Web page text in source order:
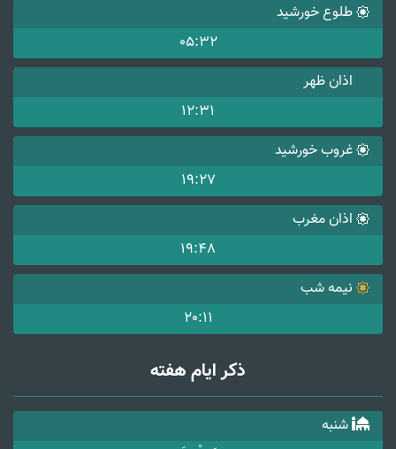
طلوع خورشید
05:32
اذان ظهر
12:31
غروب خورشید
19:27
اذان مغرب
19:48
نیمه شب
20:11
ذکر ایام هفته
شنبه